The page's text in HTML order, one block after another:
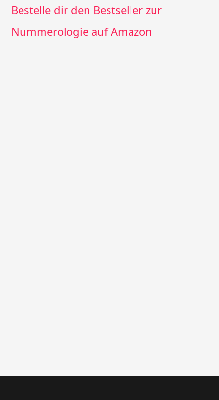
Bestelle dir den Bestseller zur
Nummerologie auf Amazon